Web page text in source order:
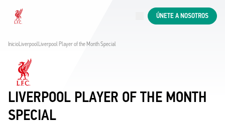
Now live
ÚNETE A NOSOTROS
InicioLiverpoolLiverpool Player of the Month Special
LIVERPOOL PLAYER OF THE MONTH
SPECIAL